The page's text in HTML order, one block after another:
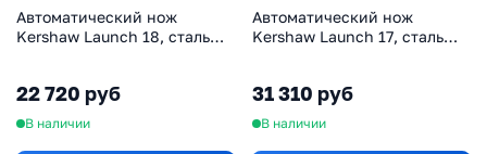
Автоматический нож
Kershaw Launch 18, сталь
22 720 руб
В наличии
Автоматический нож
Kershaw Launch 17, сталь
31 310 руб
В наличии